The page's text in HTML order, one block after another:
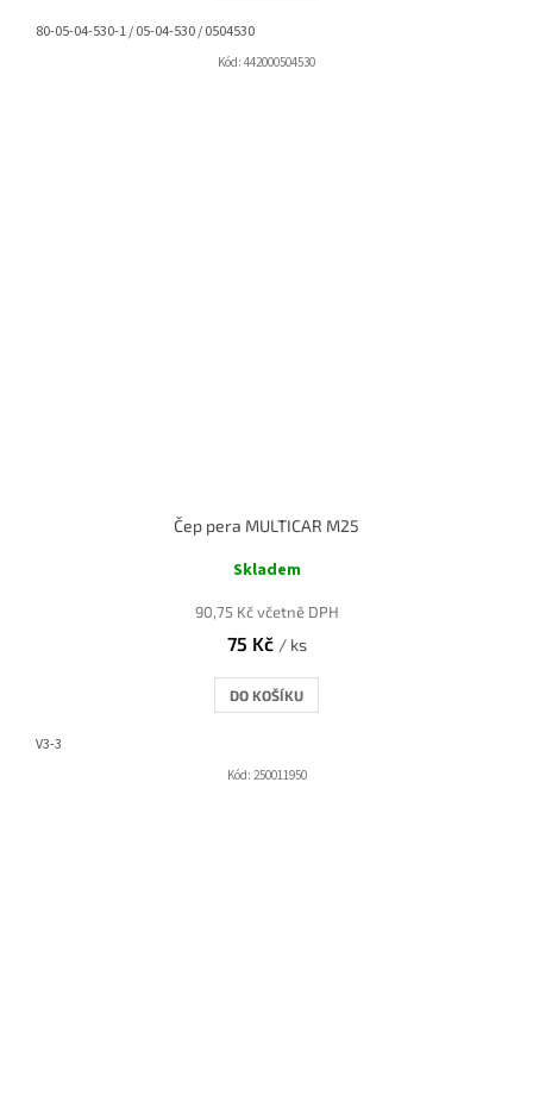
80-05-04-530-1 / 05-04-530 / 0504530
Kód: 442000504530
Čep pera MULTICAR M25
Skladem
90,75 Kč včetně DPH
75 Kč / ks
DO KOŠÍKU
V3-3
Kód: 250011950